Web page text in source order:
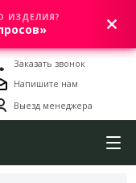
0
Заказать звонок
Напишите нам
Выезд менеджера
ИЗДЕЛИЯ?